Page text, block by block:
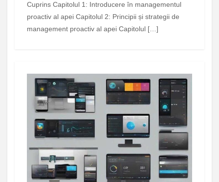
Cuprins Capitolul 1: Introducere în managementul
proactiv al apei Capitolul 2: Principii și strategii de
management proactiv al apei Capitolul […]